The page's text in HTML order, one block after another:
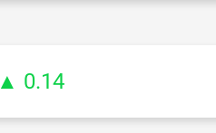
▲ 0.14